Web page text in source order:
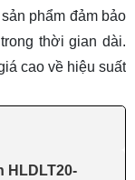
phẩm đảm bảo
thời gian dài.
cao về hiệu suất
HLDLT20-